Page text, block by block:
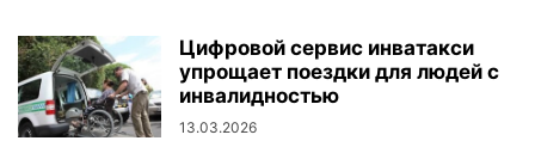
Цифровой сервис инватакси
упрощает поездки для людей с
инвалидностью
13.03.2026